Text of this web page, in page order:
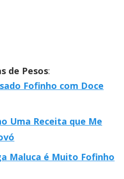
de Pesos:
Fofinho com Doce
Uma Receita que Me
Maluca é Muito Fofinho